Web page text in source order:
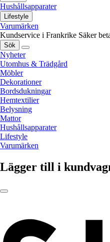
Hushållsapparater
Lifestyle
Varumärken
Kundservice i Frankrike Säker
Sök
Nyheter
Utomhus & Trädgård
Möbler
Dekorationer
Bordsdukningar
Hemtextilier
Belysning
Mattor
Hushållsapparater
Lifestyle
Varumärken
Lägger till i